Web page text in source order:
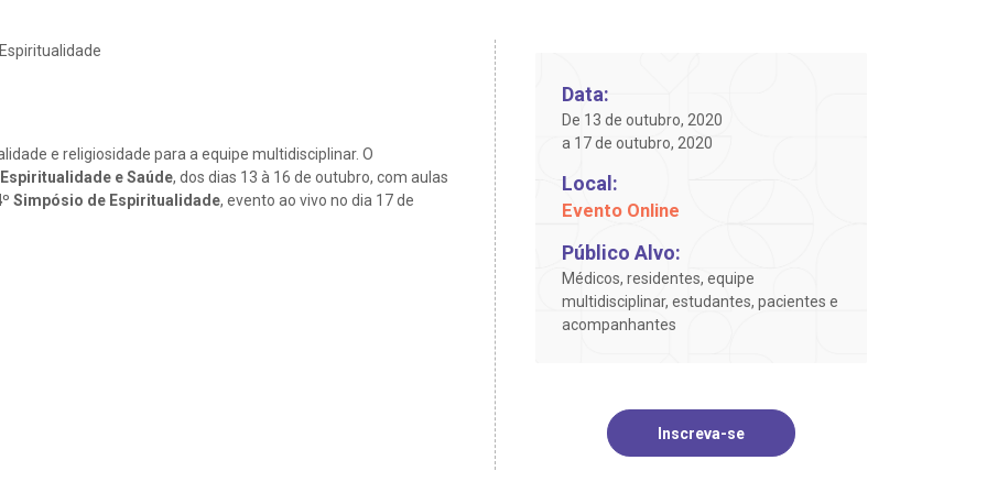
e religiosidade para a equipe multidisciplinar. O
e Saúde, dos dias 13 à 16 de outubro, com aulas
Simpósio de Espiritualidade, evento ao vivo no dia 17 de
Data:
De 13 de outubro, 2020
a 17 de outubro, 2020
Local:
Evento Online
Público Alvo:
Médicos, residentes, equipe
multidisciplinar, estudantes, pacientes e
acompanhantes
Inscreva-se